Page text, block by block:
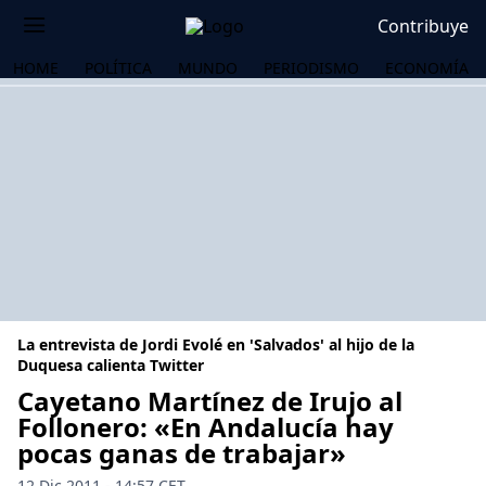
Contribuye
HOME POLÍTICA MUNDO PERIODISMO ECONOMÍA
La entrevista de Jordi Evolé en 'Salvados' al hijo de la
Duquesa calienta Twitter
Cayetano Martínez de Irujo al
Follonero: «En Andalucía hay
pocas ganas de trabajar»